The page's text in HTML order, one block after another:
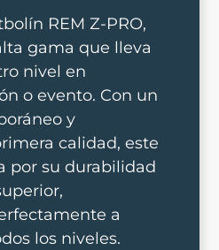
REM Z-PRO,
gama que lleva
nivel en
o evento. Con un
y
calidad, este
por su durabilidad
a
los niveles.